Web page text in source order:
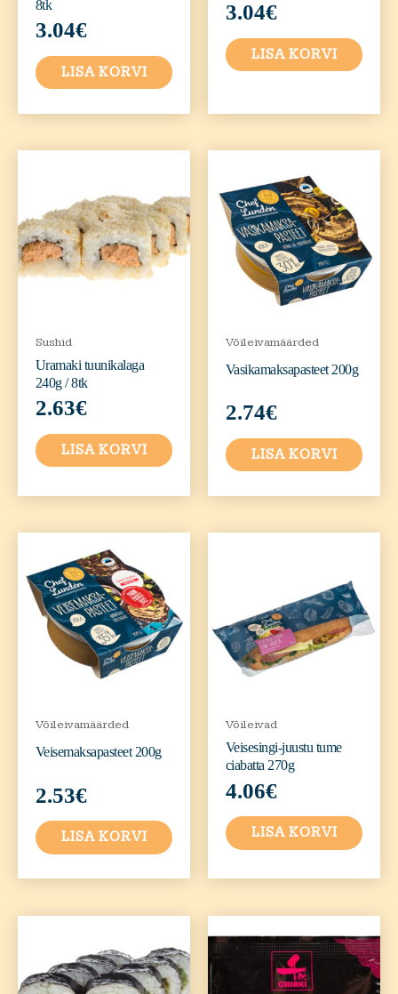
8tk
3.04€
LISA KORVI
3.04€
LISA KORVI
Sushid
Uramaki tuunikalaga
240g / 8tk
2.63€
LISA KORVI
Võileivamäärded
Vasikamaksapasteet 200g
2.74€
LISA KORVI
Võileivamäärded
Veisemaksapasteet 200g
2.53€
LISA KORVI
Võileivad
Veisesingi-juustu tume
ciabatta 270g
4.06€
LISA KORVI